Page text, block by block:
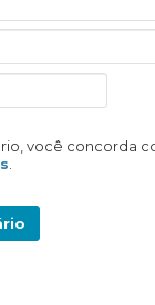
você concorda
.